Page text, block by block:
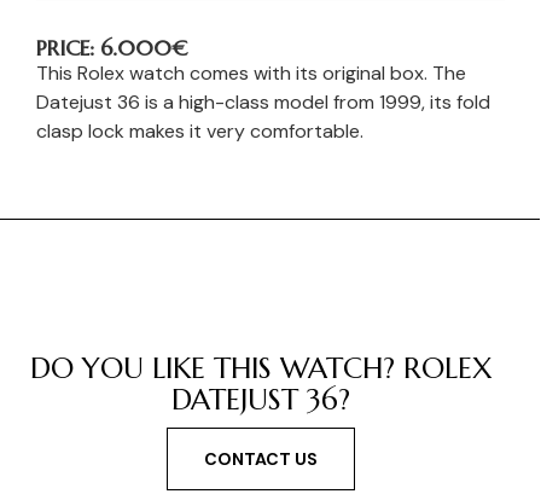
PRICE: 6.000€
This Rolex watch comes with its original box. The
Datejust 36 is a high-class model from 1999, its fold
clasp lock makes it very comfortable.
DO YOU LIKE THIS WATCH? ROLEX
DATEJUST 36?
CONTACT US